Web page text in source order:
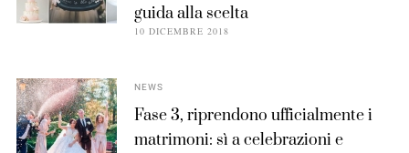
guida alla scelta
10 DICEMBRE 2018
NEWS
Fase 3, riprendono ufficialmente i
matrimoni: sì a celebrazioni e